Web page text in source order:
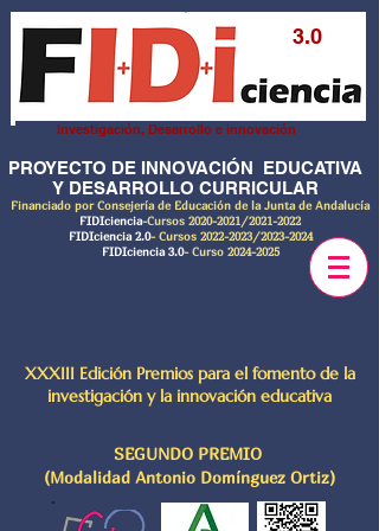
3.0
Investigación, Desarrollo e innovación
PROYECTO DE INNOVACIÓN EDUCATIVA
Y DESARROLLO CURRICULAR
Financiado por Consejería de Educación de la Junta de Andalucía
FIDIciencia-Cursos 2020-2021 /2021-2022
FIDIciencia 2.0- Cursos 2022-2023/2023-2024
FIDIciencia 3.0- Curso 2024-2025
XXXIII Edición Premios para el fomento de la
investigación y la innovación educativa
SEGUNDO PREMIO
(Modalidad Antonio Domínguez Ortiz)